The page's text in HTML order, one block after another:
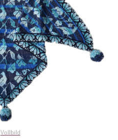
Vollbild